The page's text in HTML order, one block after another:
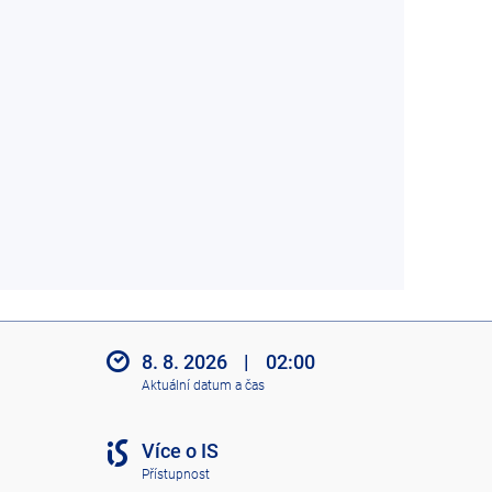
8. 8. 2026 | 02:00
Aktuální datum a čas
Více o IS
Přístupnost